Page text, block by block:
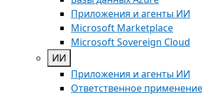
Приложения и агенты ИИ
Microsoft Marketplace
Microsoft Sovereign Cloud
ИИ
Приложения и агенты ИИ
Ответственное